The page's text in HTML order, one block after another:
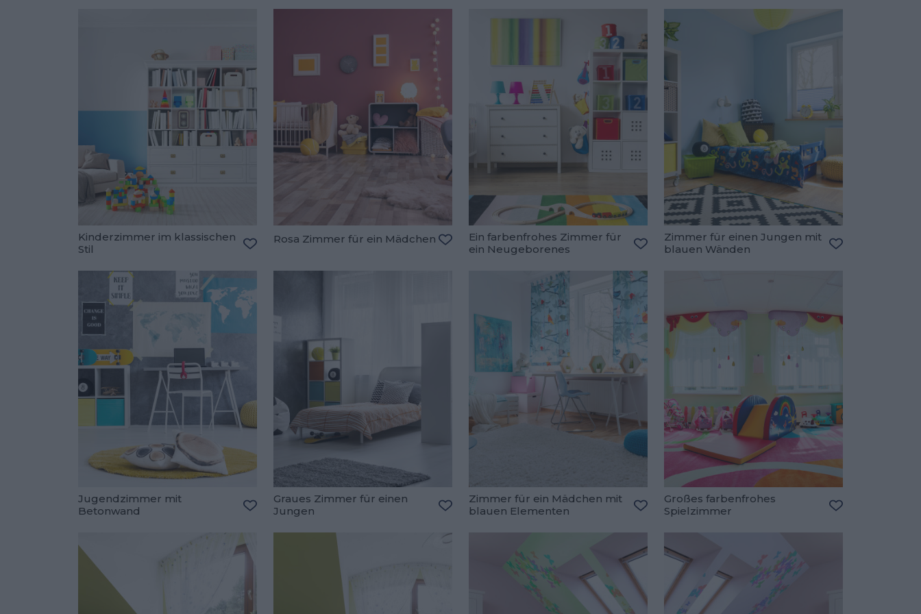
Kinderzimmer im klassischen
Stil
Rosa Zimmer für ein Mädchen
Zu den Favoriten hinzufügen
Ein farbenfrohes Zimmer für
ein Neugeborenes
Zimmer für einen Jungen mit
blauen Wänden
Jugendzimmer mit
Betonwand
Zu den Favoriten hinzufügen
Graues Zimmer für einen
Jungen
Zimmer für ein Mädchen mit
blauen Elementen
Zu den Favoriten hinzufügen
Großes farbenfrohes
Spielzimmer